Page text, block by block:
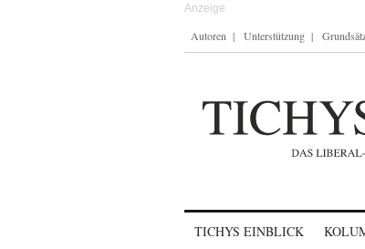
Autoren Unterstützung
TICHYS EINBLICK